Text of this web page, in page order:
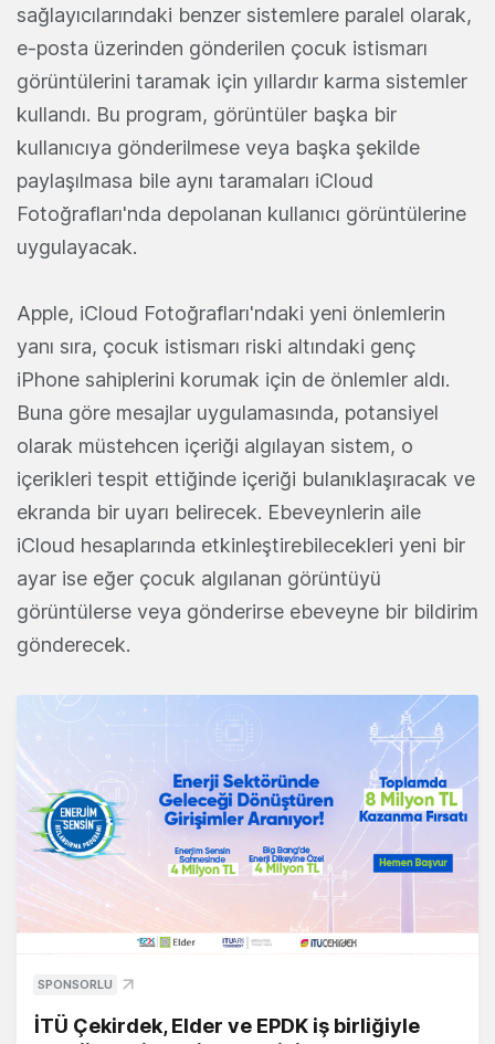
sağlayıcılarındaki benzer sistemlere paralel olarak,
e-posta üzerinden gönderilen çocuk istismarı
görüntülerini taramak için yıllardır karma sistemler
kullandı. Bu program, görüntüler başka bir
kullanıcıya gönderilmese veya başka şekilde
paylaşılmasa bile aynı taramaları iCloud
Fotoğrafları'nda depolanan kullanıcı görüntülerine
uygulayacak.
Apple, iCloud Fotoğrafları'ndaki yeni önlemlerin
yanı sıra, çocuk istismarı riski altındaki genç
iPhone sahiplerini korumak için de önlemler aldı.
Buna göre mesajlar uygulamasında, potansiyel
olarak müstehcen içeriği algılayan sistem, o
içerikleri tespit ettiğinde içeriği bulanıklaşıracak ve
ekranda bir uyarı belirecek. Ebeveynlerin aile
iCloud hesaplarında etkinleştirebilecekleri yeni bir
ayar ise eğer çocuk algılanan görüntüyü
görüntülerse veya gönderirse ebeveyne bir bildirim
gönderecek.
SPONSORLU
İTÜ Çekirdek, Elder ve EPDK iş birliğiyle